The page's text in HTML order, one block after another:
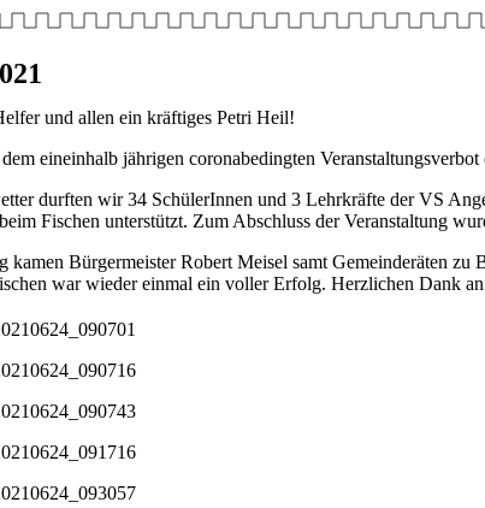
und allen ein kräftiges Petri Heil!
eineinhalb jährigen coronabedingten
durften wir 34 SchülerInnen und 3 Lehrkräfte der VS
Fischen unterstützt. Zum Abschluss der Veranstaltung
kamen Bürgermeister Robert Meisel samt Gemeinderäten
war wieder einmal ein voller Erfolg. Herzlichen Dank